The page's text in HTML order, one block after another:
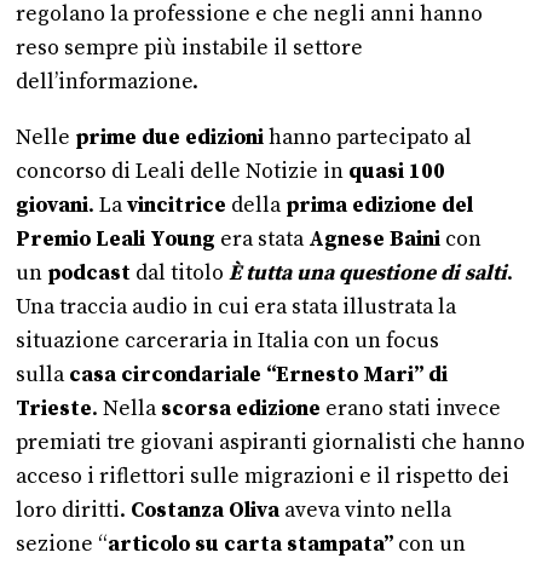
regolano la professione e che negli anni hanno
reso sempre più instabile il settore
dell’informazione.
Nelle prime due edizionihanno partecipato al
concorso di Leali delle Notizie in quasi 100
giovani. Lavincitrice dellaprima edizione del
Premio Leali Young era stataAgnese Baini con
un podcast dal titolo È tutta una questione di salti.
Una traccia audio in cui era stata illustrata la
situazione carceraria in Italia con un focus
sullacasa circondariale “Ernesto Mari” di
Trieste. Nellascorsa edizione erano stati invece
premiati tre giovani aspiranti giornalisti che hanno
acceso i riflettori sulle migrazioni e il rispetto dei
loro diritti. Costanza Oliva aveva vinto nella
sezione “articolo su carta stampata” con un